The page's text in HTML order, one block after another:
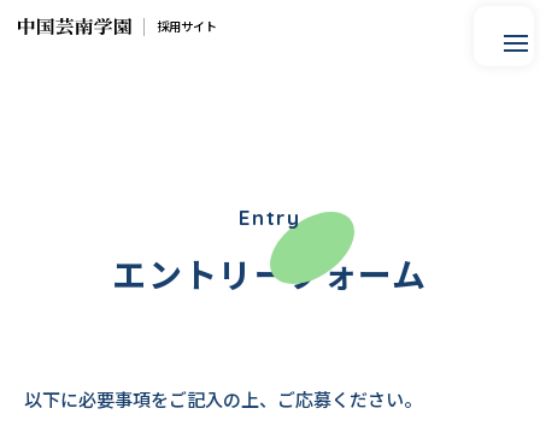
採用サイト
Entry
エントリーフォーム
以下に必要事項をご記入の上、ご応募ください。